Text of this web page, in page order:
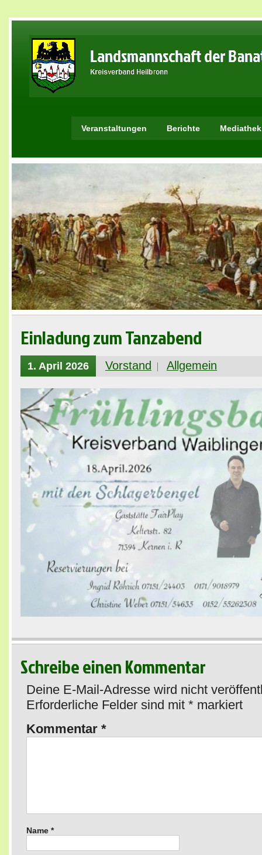
Veranstaltungen Berichte Mediathek
Einladung zum Tanzabend
1. April 2026 Vorstand Allgemein
Schreibe einen Kommentar
Deine E-Mail-Adresse wird nicht
Erforderliche Felder sind mit * markiert
Kommentar *
Name *